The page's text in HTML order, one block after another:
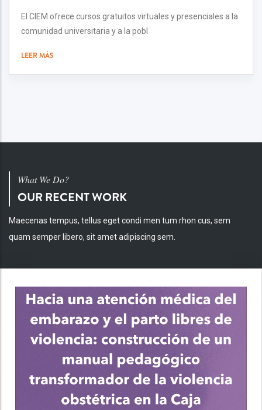
El CIEM ofrece cursos gratuitos virtuales y presenciales a la
comunidad universitaria y a la pobl
LEER MÁS
What We Do?
OUR RECENT WORK
Maecenas tempus, tellus eget condi men tum rhon cus, sem
quam semper libero, sit amet adipiscing sem.